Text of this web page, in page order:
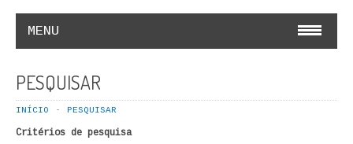
MENU
COSMOS INFANTIL
COLEÇÃO APRENDE A COLORIR
PESQUISAR
INÍCIO PESQUISAR
Critérios de pesquisa